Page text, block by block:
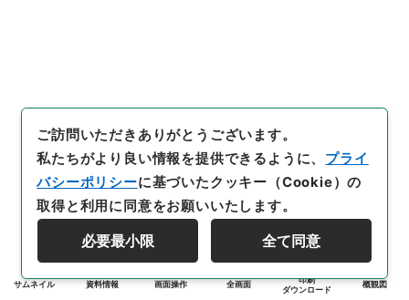
サムネイル 資料情報 画面操作 全画面
印刷
ダウンロード
概観図
ご訪問いただきありがとうございます。
私たちがより良い情報を提供できるように、 プライ
バシーポリシーに基づいたクッキー（Cookie）の
取得と利用に同意をお願いいたします。
必要最小限 全て同意